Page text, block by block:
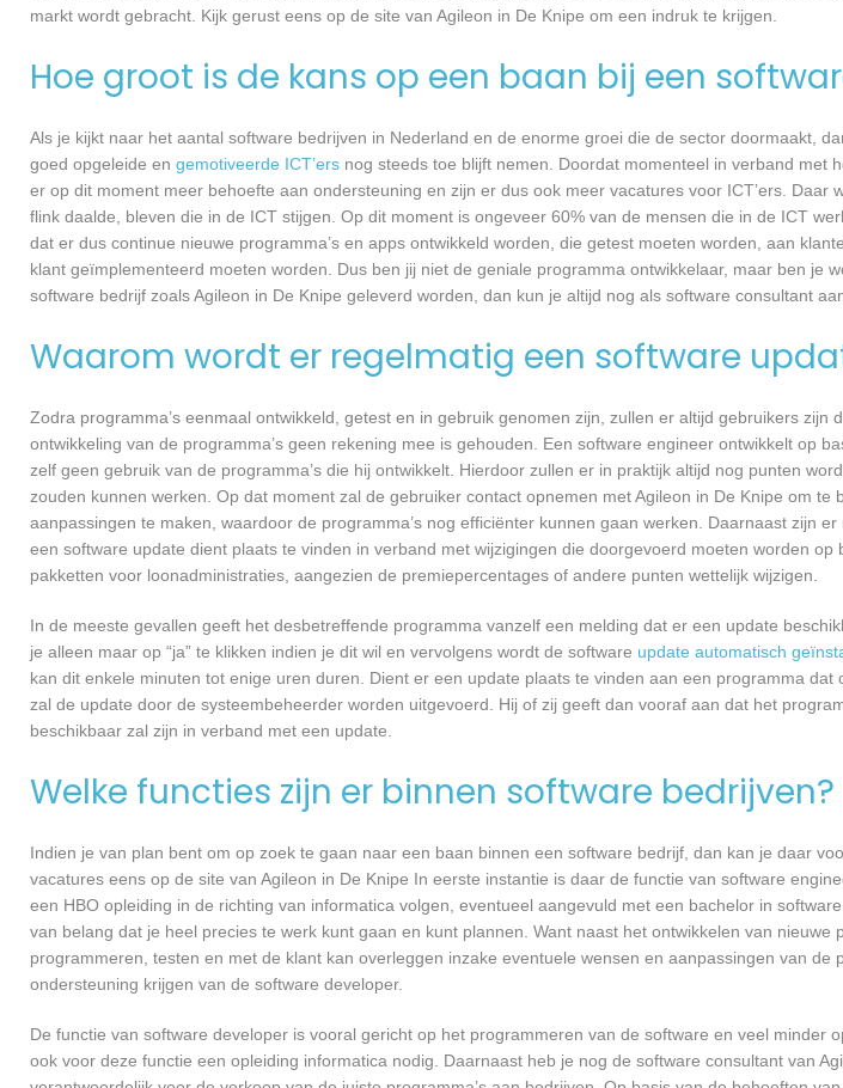
markt wordt gebracht. Kijk gerust eens op de site van Agileon in De Knipe om een indruk te krijgen.
Hoe groot is de kans op een baan bij een
Als je kijkt naar het aantal software bedrijven in Nederland en de enorme groei die de sector doormaakt,
goed opgeleide en gemotiveerde ICT’ers nog steeds toe blijft nemen. Doordat momenteel in verband met
er op dit moment meer behoefte aan ondersteuning en zijn er dus ook meer vacatures voor ICT’ers. Daar
flink daalde, bleven die in de ICT stijgen. Op dit moment is ongeveer 60% van de mensen die in de ICT
dat er dus continue nieuwe programma’s en apps ontwikkeld worden, die getest moeten worden, aan
klant geïmplementeerd moeten worden. Dus ben jij niet de geniale programma ontwikkelaar, maar ben je
software bedrijf zoals Agileon in De Knipe geleverd worden, dan kun je altijd nog als software consultant
Waarom wordt er regelmatig een software
Zodra programma’s eenmaal ontwikkeld, getest en in gebruik genomen zijn, zullen er altijd gebruikers zijn
ontwikkeling van de programma’s geen rekening mee is gehouden. Een software engineer ontwikkelt op
zelf geen gebruik van de programma’s die hij ontwikkelt. Hierdoor zullen er in praktijk altijd nog punten
zouden kunnen werken. Op dat moment zal de gebruiker contact opnemen met Agileon in De Knipe om te
aanpassingen te maken, waardoor de programma’s nog efficiënter kunnen gaan werken. Daarnaast zijn
een software update dient plaats te vinden in verband met wijzigingen die doorgevoerd moeten worden op
pakketten voor loonadministraties, aangezien de premiepercentages of andere punten wettelijk wijzigen.
In de meeste gevallen geeft het desbetreffende programma vanzelf een melding dat er een update
je alleen maar op “ja” te klikken indien je dit wil en vervolgens wordt de software update automatisch
kan dit enkele minuten tot enige uren duren. Dient er een update plaats te vinden aan een programma
zal de update door de systeembeheerder worden uitgevoerd. Hij of zij geeft dan vooraf aan dat het
beschikbaar zal zijn in verband met een update.
Welke functies zijn er binnen software bedrijven?
Indien je van plan bent om op zoek te gaan naar een baan binnen een software bedrijf, dan kan je daar
vacatures eens op de site van Agileon in De Knipe In eerste instantie is daar de functie van software
een HBO opleiding in de richting van informatica volgen, eventueel aangevuld met een bachelor in
van belang dat je heel precies te werk kunt gaan en kunt plannen. Want naast het ontwikkelen van nieuwe
programmeren, testen en met de klant kan overleggen inzake eventuele wensen en aanpassingen van de
ondersteuning krijgen van de software developer.
De functie van software developer is vooral gericht op het programmeren van de software en veel minder
ook voor deze functie een opleiding informatica nodig. Daarnaast heb je nog de software consultant van